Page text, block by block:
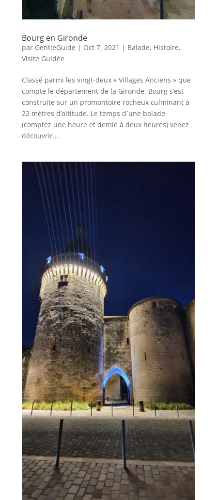
Bourg en Gironde
par GentleGuide | Oct 7, 2021 | Balade, Histoire,
Visite Guidée
Classé parmi les vingt-deux « Villages Anciens » que
compte le département de la Gironde, Bourg s’est
construite sur un promontoire rocheux culminant à
22 mètres d’altitude. Le temps d´une balade
(comptez une heure et demie à deux heures) venez
découvrir...